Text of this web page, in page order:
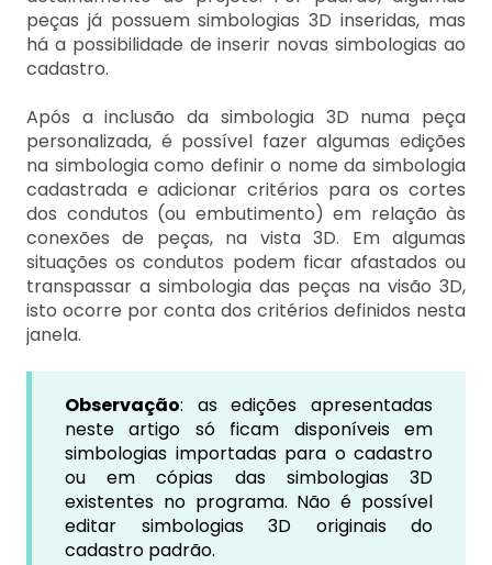
peças já possuem simbologias 3D inseridas, mas
há a possibilidade de inserir novas simbologias ao
cadastro.
Após a inclusão da simbologia 3D numa peça
personalizada, é possível fazer algumas edições
na simbologia como definir o nome da simbologia
cadastrada e adicionar critérios para os cortes
dos condutos (ou embutimento) em relação às
conexões de peças, na vista 3D. Em algumas
situações os condutos podem ficar afastados ou
transpassar a simbologia das peças na visão 3D,
isto ocorre por conta dos critérios definidos nesta
janela.
Observação: as edições apresentadas
neste artigo só ficam disponíveis em
simbologias importadas para o cadastro
ou em cópias das simbologias 3D
existentes no programa. Não é possível
editar simbologias 3D originais do
cadastro padrão.